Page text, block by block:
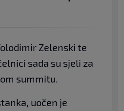
Zelenski te
sada su sjeli za
summitu.
uočen je